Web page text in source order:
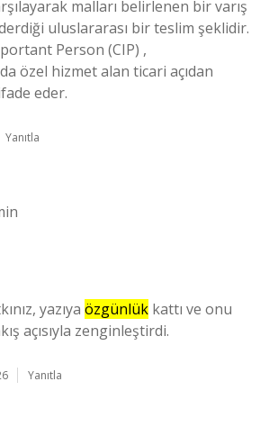
malları belirlenen bir varış
uluslararası bir teslim şeklidir.
Person (CIP) ,
özel hizmet alan ticari açıdan
eder.
Yanıtla
yazıya özgünlük kattı ve onu
açısıyla zenginleştirdi.
Yanıtla